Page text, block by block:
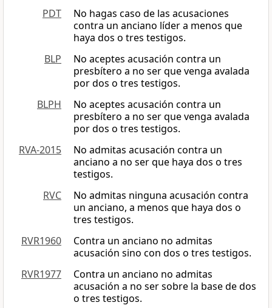
PDT
No hagas caso de las acusaciones
contra un anciano líder a menos que
haya dos o tres testigos.
BLP
No aceptes acusación contra un
presbítero a no ser que venga avalada
por dos o tres testigos.
BLPH
No aceptes acusación contra un
presbítero a no ser que venga avalada
por dos o tres testigos.
RVA-2015
No admitas acusación contra un
anciano a no ser que haya dos o tres
testigos.
RVC
No admitas ninguna acusación contra
un anciano, a menos que haya dos o
tres testigos.
RVR1960
Contra un anciano no admitas
acusación sino con dos o tres testigos.
RVR1977
Contra un anciano no admitas
acusación a no ser sobre la base de dos
o tres testigos.